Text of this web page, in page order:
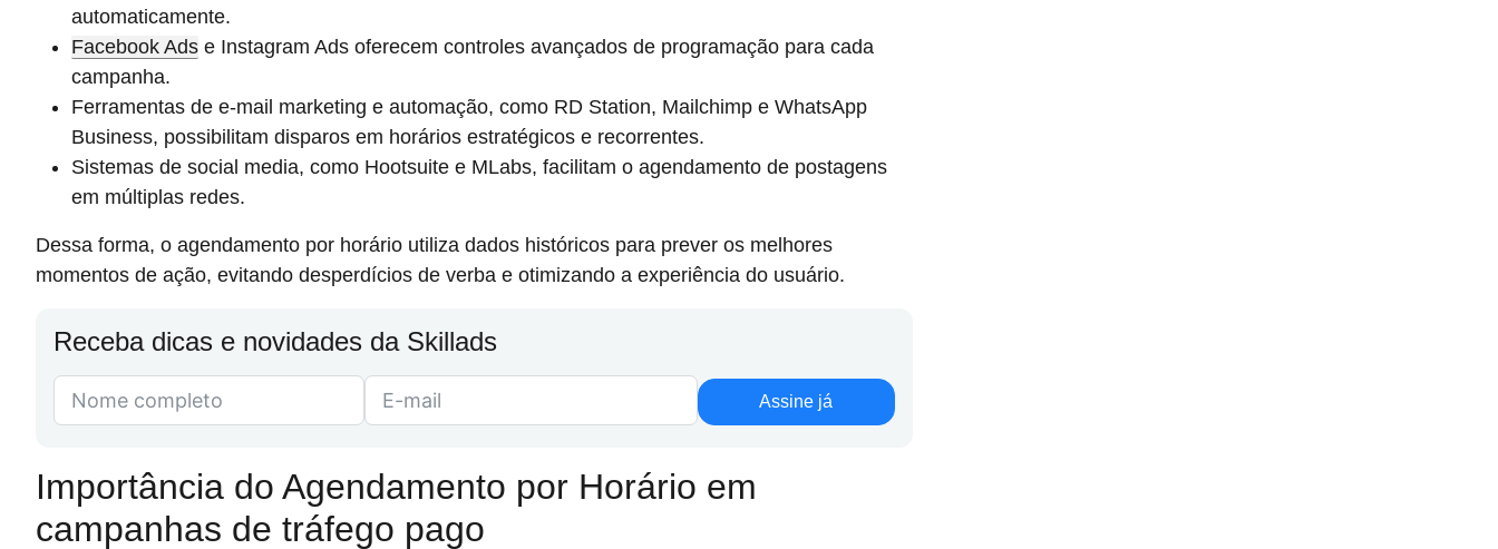
automaticamente.
Facebook Ads e Instagram Ads oferecem controles avançados de programação para cada
campanha.
Ferramentas de e-mail marketing e automação, como RD Station, Mailchimp e WhatsApp
Business, possibilitam disparos em horários estratégicos e recorrentes.
Sistemas de social media, como Hootsuite e MLabs, facilitam o agendamento de postagens
em múltiplas redes.
Dessa forma, o agendamento por horário utiliza dados históricos para prever os melhores
momentos de ação, evitando desperdícios de verba e otimizando a experiência do usuário.
Receba dicas e novidades da Skillads
Assine já
Importância do Agendamento por Horário em
campanhas de tráfego pago